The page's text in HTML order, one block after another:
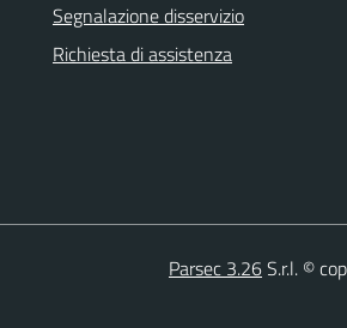
Segnalazione disservizio
Richiesta di assistenza
Parsec 3.26S.r.l. ©